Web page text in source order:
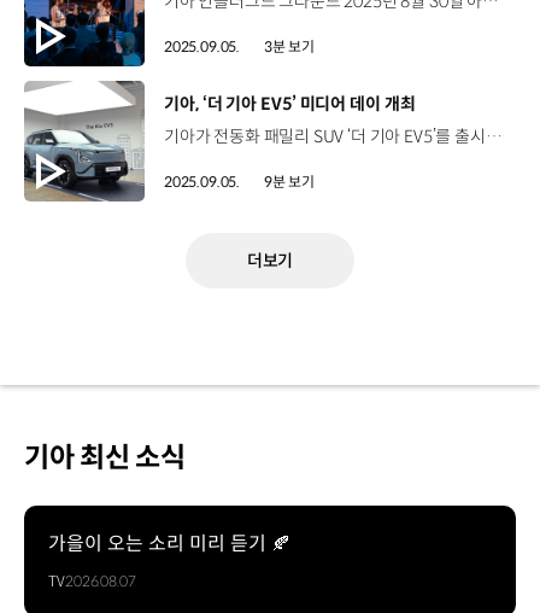
2025.09.05. 3분 보기
[동영상]
기아, ‘더 기아 EV5’ 미디어 데이 개최
기아가 전동화 패밀리 SUV ‘더 기아 EV5’를 출시하고 지난 4일부터 계약을 시작했습니다. 출시에 앞서, ‘더 기아 EV5’를 공개하는 미디어 데이를 진행했는데요. 박은결 리포터, 자세한 소식 전해주시죠. 네, 지난 7월, 내∙외장 디자인 공개로 관심을 모았던 ‘더 기아 EV5’가 미디어 데이를 통해 실물을 드러냈습니다. ‘더 기아 EV5'는 준중형급 전용 전기차에 정통 SUV 바디타입을 최초로 탑재한 모델인데요. 미디어 데이 현장, 함께 보시죠! 기아가 지난 2일, 서울 삼성동의 ‘프로젝트 스페이스 라인’에서 개최한 미디어 데이에는, 국내 기자단과 인플루언서 등 180여개 팀이 참석했습니다. 정원정 부사장 / 기아 국내사업본부 오늘 여러분께 선보이는 EV5는 기아의 다섯 번째 전용 전기차로 기아 전동화 라인업의 핵심 퍼즐을 완성하는 특별한 모델입니다. 그동안 전기차 시장에서 아쉬웠던 중형급 정통 SUV의 공백을 채우며 국내 EV 대중화 시대에 새로운 표준을 제시할 것입니다. 기아는 이번 행사에서 개발 담당자들이 직접 EV5의 내·외장 디자인과 주요 상품성, 신기술 등을 소개하는 시간을 마련해 EV5에 대한 이해를 도왔는데요, 또한, EV5의 형태와 소재의 대비에서 오는 영감을 조형적으로 표현한 전시존을 마련해 ‘더 기아 EV5’를 선보였습니다. EV5의 외장 디자인은 기아의 디자인 철학인 ‘오퍼짓 유나이티드(Opposites United)’를 기반으로 역동적인 실루엣을 강조했습니다. 박재연 책임연구원 / 기아넥스트디자인외장1팀 저희는 EV5를 자동차라는 물리적 경계를 넘어 우리의 삶을 풍요롭게 하고 일상의 동반자를 만들겠다는 목표로 디자인하였습니다. 박은결 리포터 보시는 것처럼 EV5의 전면부는 와이드하고 견고한 스키드 플레이트와 보닛, 수직으로 배열된 LED 헤드램프, 그리고 기아의 패밀리룩 ‘스타맵 시그니처 라이팅’을 적용한 주간주행등(DRL)이 어우러져 강인하면서도 미래지향적인 이미지를 완성했습니다. 측면부는 박시한 실루엣의 테일게이트와 D필러를 통해 여유로운 후석 공간감과 넓은 러기지 공간을 시각적으로 구현했고, 후면부는 수직, 수평으로 길게 뻗은 리어콤비 램프와 깔끔하고 넓은 테일게이트 디자인으로 SUV의 세련되고 강인한 느낌을 살렸습니다. 박은결 리포터 함께 전시된 EV5 GT-라인은 대각선 형상의 전면부 하단 그릴 패턴, 전용 19인치 알로이 휠 등을 적용해 역동적이고 스포티한 감성을 더욱 강조했습니다. 강인하면서도 세련된 EV5의 첫인상이 정말 매력적인데요. EV5에는 패밀리 라이프스타일을 고려한 디자인과 성능도 대거 탑재됐죠? 기아는 가족 단위 고객들에게 차별화된 선택지를 제공하기 위해 EV5에 동급 최고 수준의 안전, 편의사양과 공간 활용성 등 세심한 배려들을 차량에 반영했습니다. EV5는 1, 2열 탑승자 모두 편안함과 즐거움을 느낄 수 있는 넓고 실용적인 실내 공간을 구현했는데요. 트레이를 슬라이딩 방식으로 여닫을 수 있는 ‘확장형 센터콘솔’과 1열 시트 후면부 ‘시트백 테이블’, 2열 ‘풀플랫 시트’ 등 다양한 편의사양이 적용됐습니다. 손용준 팀장 / 기아 국내상품1팀 EV5는 정통 SUV 바디 타입 기반의 뛰어난 공간 활용성과 가족을 위한 안전, 편의 신기술을 갖춘 패밀리 SUV EV로 기아 신규 사운드, 펫 모드 및 다양한 FoD 서비스를 통해 이전에 없던 새로운 경험을 제공할 예정입니다. 박은결 리포터제가 한번 2열에 탑승해 봤는데요. 기존 준중형 전기차 대비 여유로운 실내 공간이 느껴집니다. 특히 2열 레그룸은 1,041mm로 동급 최고 수준의 넓고 편안한 후석 공간을 제공합니다. EV5는 러기지 공간도 965리터로 여유로운데요, 러기지 보드를 더해 수납 편의성을 확보하고, 측면에는 수납공간, 소품 걸이 등을 장착할 수 있는 ‘기아 애드기어(AddGear)’를 적용해 활용성을 높였습니다. EV5는 81.4kWh의 NCM 배터리를 탑재하고 160kW급 전륜구동 모터와 후륜 멀티링크 서스펜션을 갖췄으며, 1회 충전 시 460km 주행이 가능합니다. 10%에서 80%까지 충전하는데 약 30분이 걸려 장거리 이동 시에도 편리한 충전 환경을 제공합니다. 특히, EV5는 ‘가속 제한 보조’와 ‘페달 오조작 안전 보조’ 등 첨단 운전자 보조 시스템을 탑재해 고객들의 안전한 이동까지 배려했습니다. 김진욱 책임연구원 / 현대자동차·기아 차량제어개발1팀‘페달 오조작 안전 보조 2.0’ 기능은 운전자가 가속 페달을 브레이크 페달로 착각해 급조작하는 경우 가속 제한 및 제동 제어를 하는 기능입니다. 기아는 지속적으로 안전에 대한 선제적 대응을 해 나갈 계획이며, 안심하고 운전할 수 있는 환경을 조성하고자 노력하겠습니다. 탑승객을 위한 EV5의 섬세한 배려는 디스플레이 테마와 사운드에서도 드러납니다. 박은결 리포터 여기 ‘스트림덱’을 터치하면 도어 잠금해제, 시동 버튼 등 EV5에 새롭게 적용된 작동음을 들어볼 수 있습니다. (소리 들어보고) 이 작동음들은 기아 브랜드 핵심 속성 중 하나인 ‘대담함(Bold)’을 주제로 디자인된 '볼드 모션 심포니'인데요. 주행의 즐거움 뿐만 아니라 감성적인 청각 경험까지 느낄 수 있습니다. EV5는 신규 사운드와 일원화된 GUI 디자인 등을 통해 운전자와 감성적 교감을 높이고자 했는데요. 운전자의 시선이 가장 많이 머무는 인포테인먼트 시스템 디스플레이, 클러스터 등에 3D 그래픽을 적용해 시각적인 깊이감을 더하고 고급감을 높였습니다. 박은결 리포터 기아는 EV5에 디즈니 캐릭터를 활용한 디스플레이 테마 디자인을 적용했는데요. 기아 커넥트 스토어를 통해 클러스터, 인포테인먼트 홈카드 등에 캐릭터를 적용할 수 있습니다. 향후 픽사, 스타워즈 등과도 협업해 색다른 즐거움을 선사할 예정입니다. 넓은 공간과 안전, 편의 사양까지 두루 갖춰 패밀리 SUV로 고객들에게 인기가 많을 것 같은데요, 이번 행사에서는 EV5의 활용성을 보여주는 다양한 전시도 마련됐죠? 네, 기아는 EV5와 함께하는 가족의 에너지 넘치는 일상을 전시 공간으로 준비했습니다. 행사장 2층에 마련된 전시 공간은 총 3개의 테마로 나눠 구성됐습니다. 먼저, ‘편안한 동행’ 존에서는 반려 동물과 함께 편안하게 차량을 이용할 수 있는 ‘펫(Pet) 모드’를 만나볼 수 있는데요. 반려동물을 차에 두고 내렸을 때 스마트폰 앱으로 차량 내 적정 온도를 유지하고, 버튼 작동을 막을 수 있어 안심할 수 있습니다. 박은결 리포터‘가을 캠핑’ 존에는 2열 풀플랫 시트를 러기지 부분과 연결한 ‘차박’ 세팅으로 아웃도어에서의 활용성을 강조했습니다. ‘즐거운 여행길’ 존은 목적지를 향해 즐거움을 싣고 달리는 콘셉트의 EV5가 전시됐는데요, EV5를 통해 일상과 아웃도어 모두에서 가족들이 함께 행복한 차량 경험을 할 것으로 기대됩니다. 다양한 안전, 편의사양과 활용성을 두루 갖춘 EV5의 활약이 벌써부터 기대됩니다. 네, 기아는 가족의 일상을 담은 콘셉트의 광고 캠페인과 FB 브랜드 ‘파이브 가이즈’와의 협업 프로그램, 다양한 차량 전시 등 고객들이 EV5를 보다 빨리 만나볼 수 있도록 다양한 이벤트를 준비하고 있습니다. ‘더 기아 EV5’가 전기차 대중화를 선도하는 대표 모델로 자리매김하길 기대하겠습니다. 오늘 소식 전해주셔서 고맙습니다.
2025.09.05. 9분 보기
더보기
기아 최신 소식
가을이 오는 소리 미리 듣기 🍂
TV2026.08.07